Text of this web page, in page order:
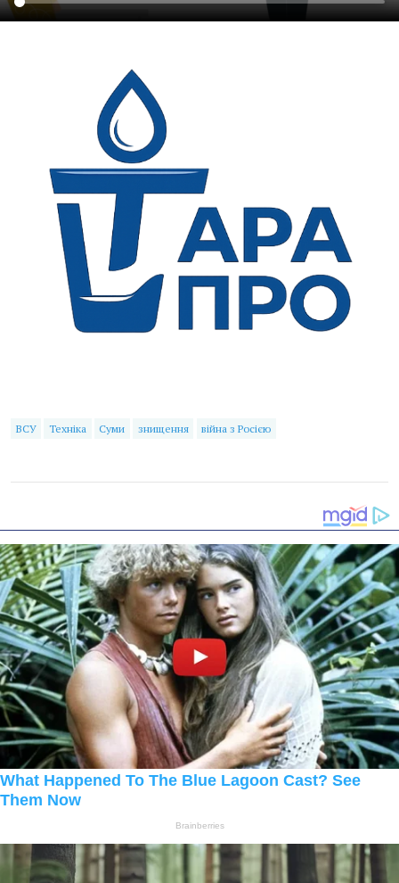
ВСУ Техніка Суми знищення війна з Росією